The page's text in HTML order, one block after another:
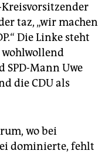
Kreisvorsitzender
taz, „wir machen
Die Linke steht
wohlwollend
SPD-Mann Uwe
die CDU als
wo bei
dominierte, fehlt